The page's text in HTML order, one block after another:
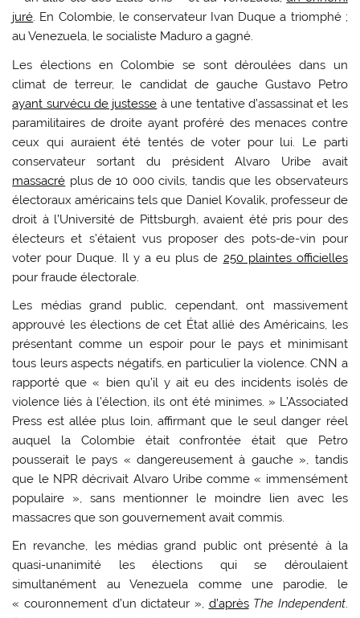
juré. En Colombie, le conservateur Ivan Duque a triomphé ;
au Venezuela, le socialiste Maduro a gagné.
Les élections en Colombie se sont déroulées dans un
climat de terreur, le candidat de gauche Gustavo Petro
ayant survécu de justesse à une tentative d’assassinat et les
paramilitaires de droite ayant proféré des menaces contre
ceux qui auraient été tentés de voter pour lui. Le parti
conservateur sortant du président Alvaro Uribe avait
massacré plus de 10 000 civils, tandis que les observateurs
électoraux américains tels que Daniel Kovalik, professeur de
droit à l’Université de Pittsburgh, avaient été pris pour des
électeurs et s’étaient vus proposer des pots-de-vin pour
voter pour Duque. Il y a eu plus de 250 plaintes officielles
pour fraude électorale.
Les médias grand public, cependant, ont massivement
approuvé les élections de cet État allié des Américains, les
présentant comme un espoir pour le pays et minimisant
tous leurs aspects négatifs, en particulier la violence. CNN a
rapporté que « bien qu’il y ait eu des incidents isolés de
violence liés à l’élection, ils ont été minimes. » L’Associated
Press est allée plus loin, affirmant que le seul danger réel
auquel la Colombie était confrontée était que Petro
pousserait le pays « dangereusement à gauche », tandis
que le NPR décrivait Alvaro Uribe comme « immensément
populaire », sans mentionner le moindre lien avec les
massacres que son gouvernement avait commis.
En revanche, les médias grand public ont présenté à la
quasi-unanimité les élections qui se déroulaient
simultanément au Venezuela comme une parodie, le
« couronnement d’un dictateur », d’après The Independent.